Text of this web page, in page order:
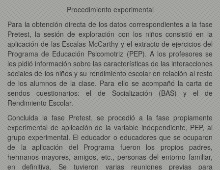
Procedimiento experimental
Para la obtención directa de los datos correspondientes a la fase
Pretest, la sesión de exploración con los niños consistió en la
aplicación de las Escalas McCarthy y el extracto de ejercicios del
Programa de Educación Psicomotriz (PEP). A los profesores se
les pidió información sobre las características de las interacciones
sociales de los niños y su rendimiento escolar en relación al resto
de los alumnos de la clase. Para ello se acompañó la carta de
sendos cuestionarios: el de Socialización (BAS) y el de
Rendimiento Escolar.
Concluida la fase Pretest, se procedió a la fase propiamente
experimental de aplicación de la variable independiente, PEP, al
grupo experimental. El educador o educadores que se ocuparon
de la aplicación del Programa fueron los propios padres,
hermanos mayores, amigos, etc., personas del entorno familiar,
en definitiva. Se tuvieron varias reuniones previas para